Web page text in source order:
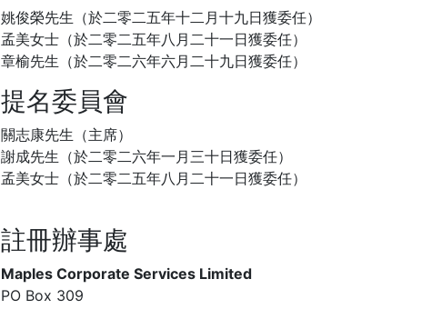
姚俊榮先生（於二零二五年十二月十九日獲委任）
孟美女士（於二零二五年八月二十一日獲委任）
章榆先生（於二零二六年六月二十九日獲委任）
提名委員會
關志康先生（主席）
謝成先生（於二零二六年一月三十日獲委任）
孟美女士（於二零二五年八月二十一日獲委任）
註冊辦事處
Maples Corporate Services Limited
PO Box 309